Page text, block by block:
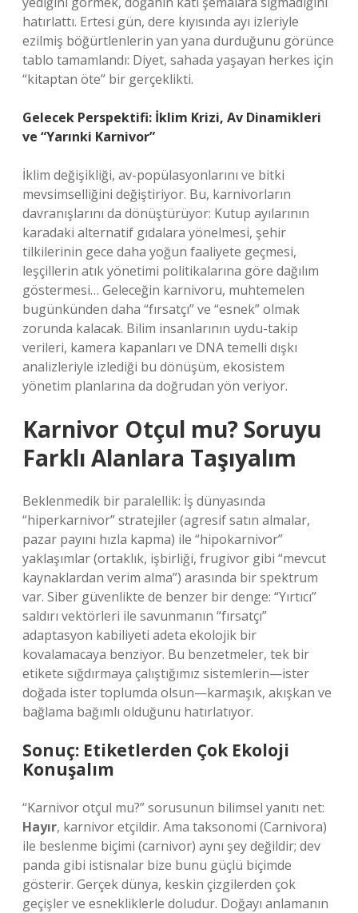
hatırlattı. Ertesi gün, dere kıyısında ayı izleriyle
ezilmiş böğürtlenlerin yan yana durduğunu görünce
tablo tamamlandı: Diyet, sahada yaşayan herkes için
“kitaptan öte” bir gerçeklikti.
Gelecek Perspektifi: İklim Krizi, Av Dinamikleri
ve “Yarınki Karnivor”
İklim değişikliği, av-popülasyonlarını ve bitki
mevsimselliğini değiştiriyor. Bu, karnivorların
davranışlarını da dönüştürüyor: Kutup ayılarının
karadaki alternatif gıdalara yönelmesi, şehir
tilkilerinin gece daha yoğun faaliyete geçmesi,
leşçillerin atık yönetimi politikalarına göre dağılım
göstermesi… Geleceğin karnivoru, muhtemelen
bugünkünden daha “fırsatçı” ve “esnek” olmak
zorunda kalacak. Bilim insanlarının uydu-takip
verileri, kamera kapanları ve DNA temelli dışkı
analizleriyle izlediği bu dönüşüm, ekosistem
yönetim planlarına da doğrudan yön veriyor.
Karnivor Otçul mu? Soruyu
Farklı Alanlara Taşıyalım
Beklenmedik bir paralellik: İş dünyasında
“hiperkarnivor” stratejiler (agresif satın almalar,
pazar payını hızla kapma) ile “hipokarnivor”
yaklaşımlar (ortaklık, işbirliği, frugivor gibi “mevcut
kaynaklardan verim alma”) arasında bir spektrum
var. Siber güvenlikte de benzer bir denge: “Yırtıcı”
saldırı vektörleri ile savunmanın “fırsatçı”
adaptasyon kabiliyeti adeta ekolojik bir
kovalamacaya benziyor. Bu benzetmeler, tek bir
etikete sığdırmaya çalıştığımız sistemlerin—ister
doğada ister toplumda olsun—karmaşık, akışkan ve
bağlama bağımlı olduğunu hatırlatıyor.
Sonuç: Etiketlerden Çok Ekoloji
Konuşalım
“Karnivor otçul mu?” sorusunun bilimsel yanıtı net:
Hayır, karnivor etçildir. Ama taksonomi (Carnivora)
ile beslenme biçimi (carnivor) aynı şey değildir; dev
panda gibi istisnalar bize bunu güçlü biçimde
gösterir. Gerçek dünya, keskin çizgilerden çok
geçişler ve esnekliklerle doludur. Doğayı anlamanın